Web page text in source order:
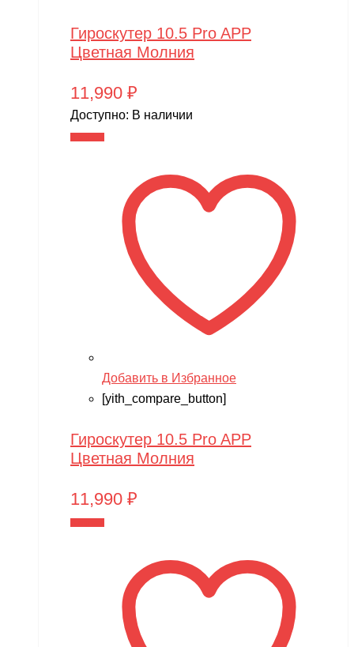
Гироскутер 10.5 Pro APP
Цветная Молния
11,990 ₽
Доступно: В наличии
Добавить в Избранное
[yith_compare_button]
Гироскутер 10.5 Pro APP
Цветная Молния
11,990 ₽